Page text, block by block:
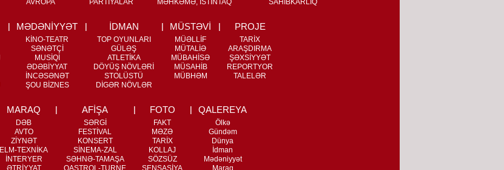
AVROPA
PARTİYALAR
MƏHKƏMƏ, İSTİNTAQ
SAHİBKARLIQ
MƏDƏNİYYƏT
KİNO-TEATR
SƏNƏTÇİ
MUSİQİ
ƏDƏBİYYAT
İNCƏSƏNƏT
ŞOU BİZNES
İDMAN
TOP OYUNLARI
GÜLƏŞ
ATLETİKA
DÖYÜŞ NÖVLƏRİ
STOLÜSTÜ
DİGƏR NÖVLƏR
MÜSTƏVİ
MÜƏLLİF
MÜTALİƏ
MÜBAHİSƏ
MÜSAHİB
MÜBHƏM
PROJE
TARİX
ARAŞDIRMA
ŞƏXSİYYƏT
REPORTYOR
TALELƏR
MARAQ
DƏB
AVTO
ZİYNƏT
ELM-TEXNİKA
İNTERYER
ƏTRİYYAT
AFİŞA
SƏRGİ
FESTİVAL
KONSERT
SİNEMA-ZAL
SƏHNƏ-TAMAŞA
QASTROL-TURNE
FOTO
FAKT
MƏZƏ
TARİX
KOLLAJ
SÖZSÜZ
SENSASİYA
QALEREYA
Ölkə
Gündəm
Dünya
İdman
Mədəniyyət
Maraq